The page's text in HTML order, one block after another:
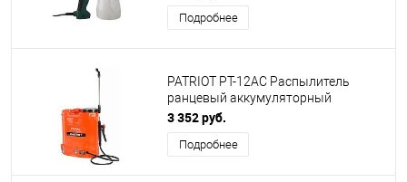
Подробнее
PATRIOT PT-12AC Распылитель
ранцевый аккумуляторный
[755302530]
3 352 руб.
Подробнее